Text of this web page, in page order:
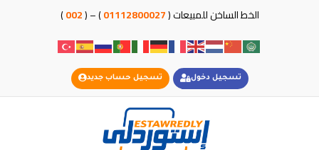
الخط الساخن للمبيعات (01112800027
) – (
002
)
تسجيل دخول تسجيل حساب جديد